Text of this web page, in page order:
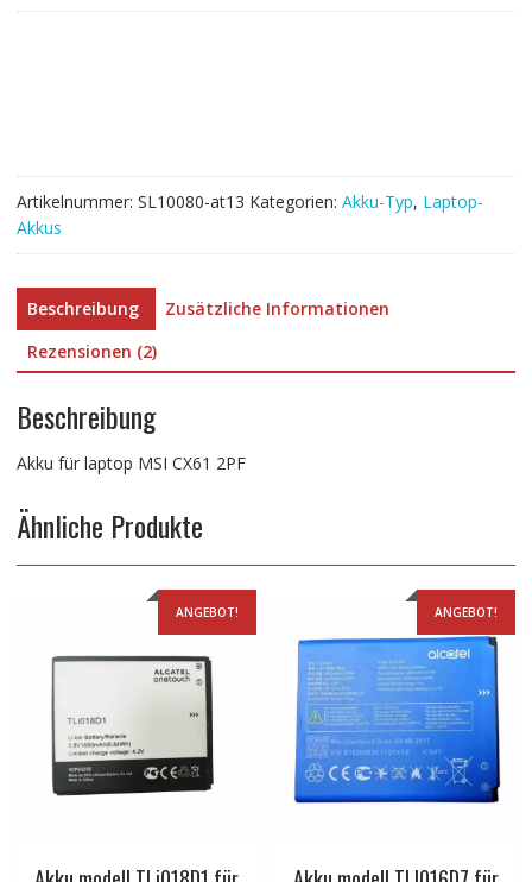
Artikelnummer: SL10080-at13 Kategorien: Akku-Typ, Laptop-
Akkus
Beschreibung
Zusätzliche Informationen
Rezensionen (2)
Beschreibung
Akku für laptop MSI CX61 2PF
Ähnliche Produkte
ANGEBOT! ANGEBOT!